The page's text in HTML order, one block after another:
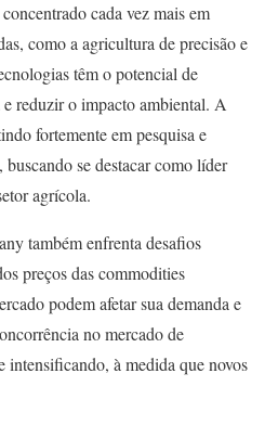
cada vez mais em
como a agricultura de precisão e
têm o potencial de
reduzir o impacto ambiental. A
fortemente em pesquisa e
buscando se destacar como líder
agrícola.
também enfrenta desafios
preços das commodities
podem afetar sua demanda e
no mercado de
intensificando, à medida que novos